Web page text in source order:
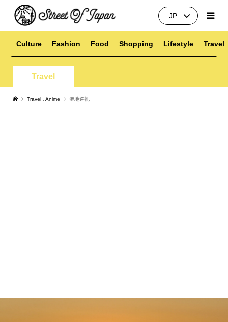
JP
Culture Fashion Food Shopping Lifestyle Travel
Travel
Travel Anime 聖地巡礼